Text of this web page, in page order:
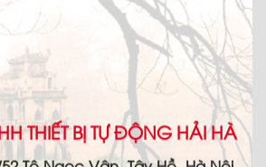
THIẾT BỊ TỰ ĐỘNG HẢI HÀ